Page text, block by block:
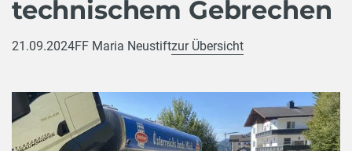
technischem Gebrechen
21.09.2024FF Maria Neustiftzur Übersicht